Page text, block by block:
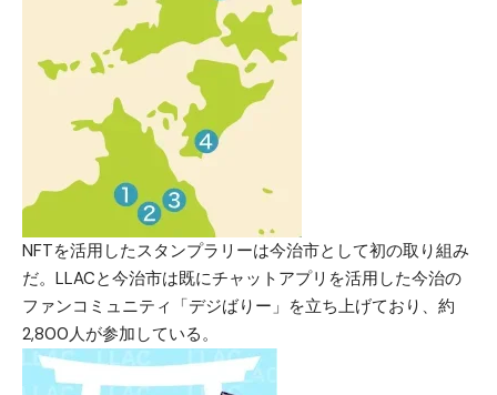
NFTを活用したスタンプラリーは今治市として初の取り組み
だ。LLACと今治市は既にチャットアプリを活用した今治の
ファンコミュニティ「デジばりー」を立ち上げており、約
2,800人が参加している。